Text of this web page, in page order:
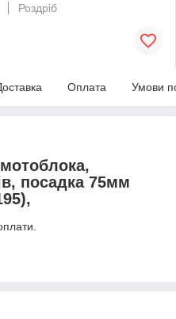
Роздріб
Оплата Умови
посадка 75мм